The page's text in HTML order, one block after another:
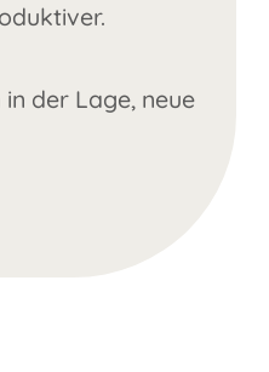
der Lage, neue